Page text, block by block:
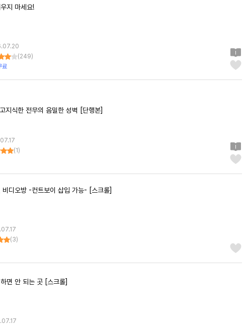
지 마세요!
(249)
료
지식한 전무의 음밀한 성벽 [단행본]
(1 )
비디오방 -컨트보이 삽입 가능- [스크롤]
(3)
면 안 되는 곳 [스크롤]